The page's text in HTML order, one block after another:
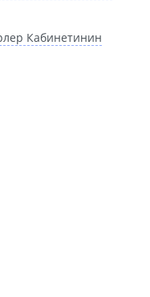
Кабинетинин